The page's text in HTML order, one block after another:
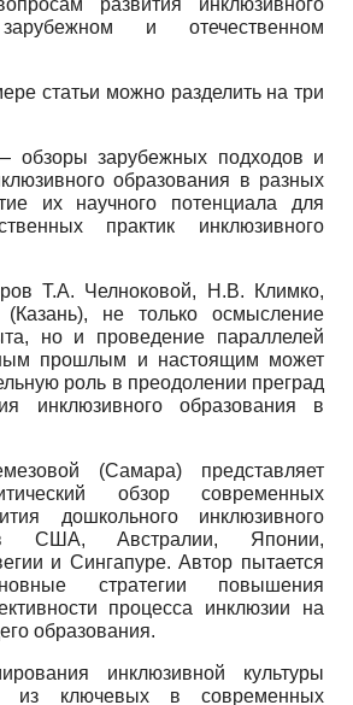
развития инклю­зивного
и отечественном
статьи можно разделить на три
обзоры зарубежных подходов и
образования в разных
их научного потенциала для
практик инклюзивного
Т.А. Челноковой, Н.В. Климко,
не только осмысление
но и проведение параллелей
прошлым и настоящим может
роль в преодолении преград
инклюзивного образования в
(Самара) представляет
обзор современных
дошкольного инклюзивного
в США, Австралии, Японии,
и Сингапуре. Автор пытается
стратегии повышения
процесса инклюзии на
образования.
инклюзивной культуры
из ключевых в современных